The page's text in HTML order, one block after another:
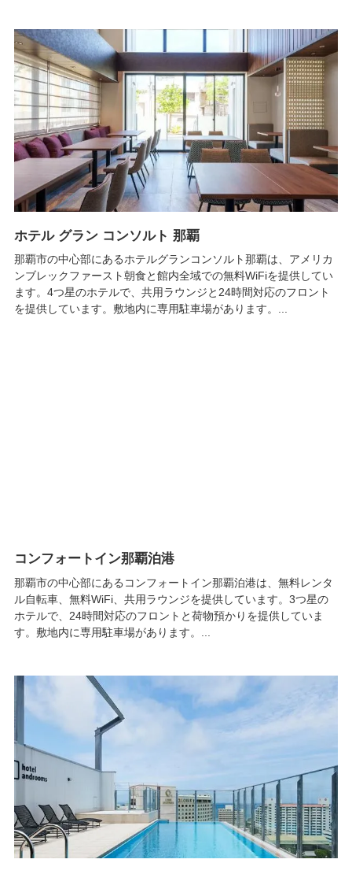
ホテル グラン コンソルト 那覇
那覇市の中心部にあるホテルグランコンソルト那覇は、アメリカ
ンブレックファースト朝食と館内全域での無料WiFiを提供してい
ます。4つ星のホテルで、共用ラウンジと24時間対応のフロント
を提供しています。敷地内に専用駐車場があります。...
コンフォートイン那覇泊港
那覇市の中心部にあるコンフォートイン那覇泊港は、無料レンタ
ル自転車、無料WiFi、共用ラウンジを提供しています。3つ星の
ホテルで、24時間対応のフロントと荷物預かりを提供していま
す。敷地内に専用駐車場があります。...